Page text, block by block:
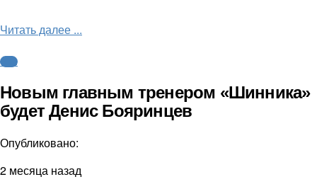
Читать далее ...
ФНЛ
Новым главным тренером «Шинника»
будет Денис Бояринцев
Опубликовано:
2 месяца назад